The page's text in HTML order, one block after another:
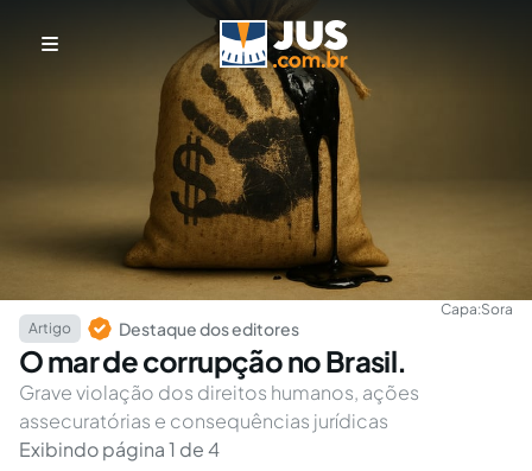
Capa:Sora
Artigo
Destaque dos editores
O mar de corrupção no Brasil.
Grave violação dos direitos humanos, ações
assecuratórias e consequências jurídicas
Exibindo página 1 de 4